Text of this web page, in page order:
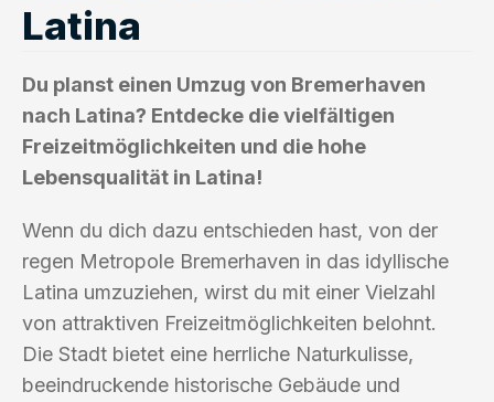
Latina
Du planst einen Umzug von Bremerhaven
nach Latina? Entdecke die vielfältigen
Freizeitmöglichkeiten und die hohe
Lebensqualität in Latina!
Wenn du dich dazu entschieden hast, von der
regen Metropole Bremerhaven in das idyllische
Latina umzuziehen, wirst du mit einer Vielzahl
von attraktiven Freizeitmöglichkeiten belohnt.
Die Stadt bietet eine herrliche Naturkulisse,
beeindruckende historische Gebäude und